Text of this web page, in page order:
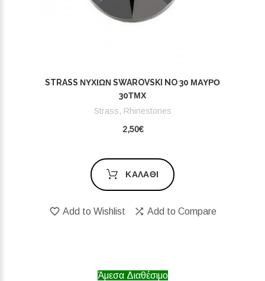
STRASS ΝΥΧΙΏΝ SWAROVSKI NO 30 ΜΑΎΡΟ
30ΤΜΧ
Strass, Rhinestones
2,50€
ΚΑΛΆΘΙ
Add to Wishlist Add to Compare
Άμεσα Διαθέσιμο